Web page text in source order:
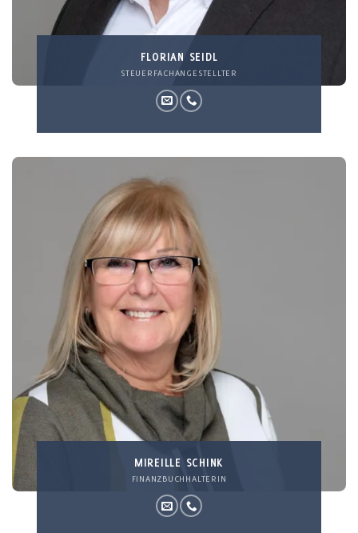
FLORIAN SEIDL
STEUERFACHANGESTELLTER
MIREILLE SCHINK
FINANZBUCHHALTERIN